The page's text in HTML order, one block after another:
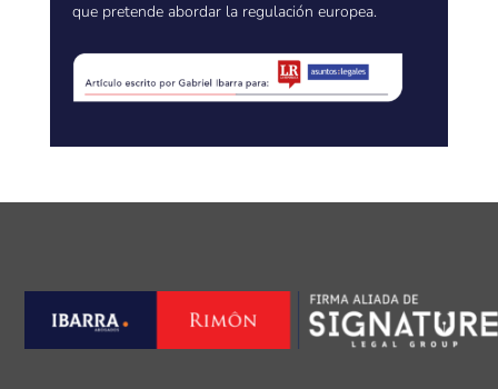
que pretende abordar la regulación europea.